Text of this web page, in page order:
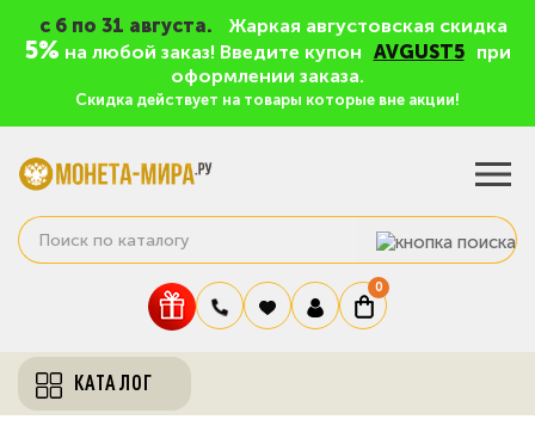
c 6 по 31 августа. Жаркая августовская скидка
5% на любой заказ! Введите купон AVGUST5
при
оформлении заказа.
Скидка действует на товары которые вне акции!
0
КАТАЛОГ